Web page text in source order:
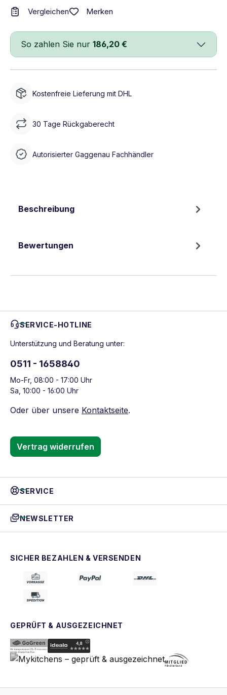
Vergleichen Merken
So zahlen Sie nur 186,20 €
Kostenfreie Lieferung mit DHL
30 Tage Rückgaberecht
Autorisierter Gaggenau Fachhändler
Beschreibung
Bewertungen
SERVICE-HOTLINE
Unterstützung und Beratung unter:
0511 - 1658840
Mo-Fr, 08:00 - 17:00 Uhr
Sa, 10:00 - 16:00 Uhr
Oder über unsere Kontaktseite.
Vertrag widerrufen
SERVICE
NEWSLETTER
SICHER BEZAHLEN & VERSENDEN
GEPRÜFT & AUSGEZEICHNET